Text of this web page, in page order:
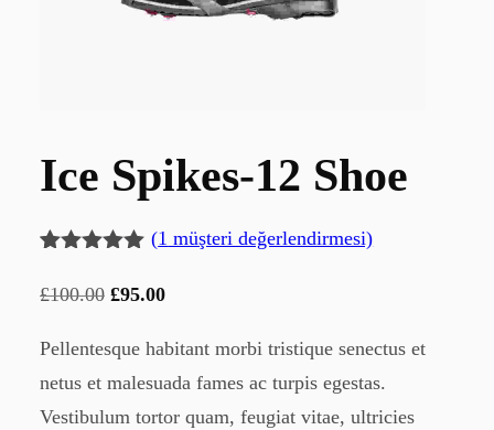
Ice Spikes-12 Shoe
puanına
dayanarak 5
5.00puan
(1 müşteri değerlendirmesi)
£100.00 Orijinal
£100.00.
£95.00Şu
fiyat:
£95.00.
Pellentesque habitant morbi tristique senectus et
netus et malesuada fames ac turpis egestas.
Vestibulum tortor quam, feugiat vitae, ultricies